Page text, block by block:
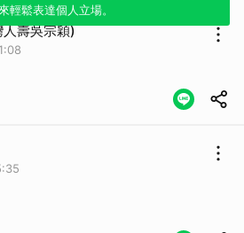
輕鬆表達個人立場。
壽吳宗穎)